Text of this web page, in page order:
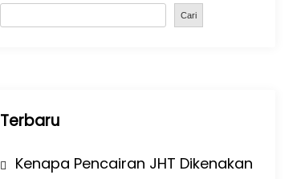
Cari
Terbaru
Kenapa Pencairan JHT Dikenakan